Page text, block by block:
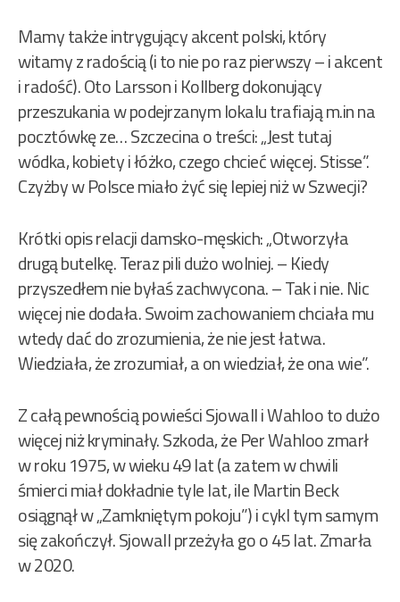
Mamy także intrygujący akcent polski, który
witamy z radością (i to nie po raz pierwszy – i akcent
i radość). Oto Larsson i Kollberg dokonujący
przeszukania w podejrzanym lokalu trafiają m.in na
pocztówkę ze… Szczecina o treści: „Jest tutaj
wódka, kobiety i łóżko, czego chcieć więcej. Stisse”.
Czyżby w Polsce miało żyć się lepiej niż w Szwecji?
Krótki opis relacji damsko-męskich: „Otworzyła
drugą butelkę. Teraz pili dużo wolniej. – Kiedy
przyszedłem nie byłaś zachwycona. – Tak i nie. Nic
więcej nie dodała. Swoim zachowaniem chciała mu
wtedy dać do zrozumienia, że nie jest łatwa.
Wiedziała, że zrozumiał, a on wiedział, że ona wie”.
Z całą pewnością powieści Sjowall i Wahloo to dużo
więcej niż kryminały. Szkoda, że Per Wahloo zmarł
w roku 1975, w wieku 49 lat (a zatem w chwili
śmierci miał dokładnie tyle lat, ile Martin Beck
osiągnął w „Zamkniętym pokoju”) i cykl tym samym
się zakończył. Sjowall przeżyła go o 45 lat. Zmarła
w 2020.